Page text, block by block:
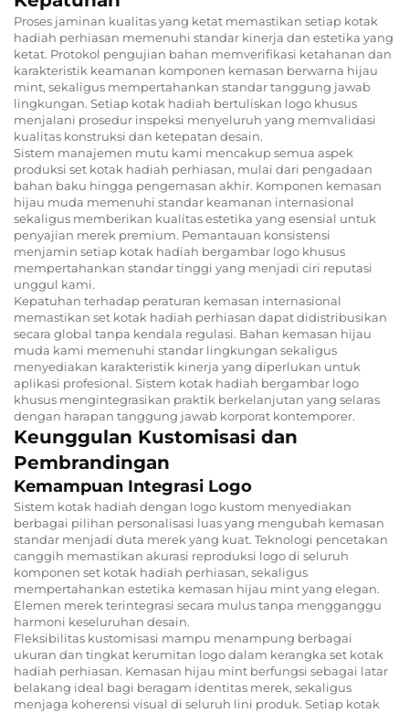
Proses jaminan kualitas yang ketat memastikan setiap kotak
hadiah perhiasan memenuhi standar kinerja dan estetika yang
ketat. Protokol pengujian bahan memverifikasi ketahanan dan
karakteristik keamanan komponen kemasan berwarna hijau
mint, sekaligus mempertahankan standar tanggung jawab
lingkungan. Setiap kotak hadiah bertuliskan logo khusus
menjalani prosedur inspeksi menyeluruh yang memvalidasi
kualitas konstruksi dan ketepatan desain.
Sistem manajemen mutu kami mencakup semua aspek
produksi set kotak hadiah perhiasan, mulai dari pengadaan
bahan baku hingga pengemasan akhir. Komponen kemasan
hijau muda memenuhi standar keamanan internasional
sekaligus memberikan kualitas estetika yang esensial untuk
penyajian merek premium. Pemantauan konsistensi
menjamin setiap kotak hadiah bergambar logo khusus
mempertahankan standar tinggi yang menjadi ciri reputasi
unggul kami.
Kepatuhan terhadap peraturan kemasan internasional
memastikan set kotak hadiah perhiasan dapat didistribusikan
secara global tanpa kendala regulasi. Bahan kemasan hijau
muda kami memenuhi standar lingkungan sekaligus
menyediakan karakteristik kinerja yang diperlukan untuk
aplikasi profesional. Sistem kotak hadiah bergambar logo
khusus mengintegrasikan praktik berkelanjutan yang selaras
dengan harapan tanggung jawab korporat kontemporer.
Keunggulan Kustomisasi dan
Pembrandingan
Kemampuan Integrasi Logo
Sistem kotak hadiah dengan logo kustom menyediakan
berbagai pilihan personalisasi luas yang mengubah kemasan
standar menjadi duta merek yang kuat. Teknologi pencetakan
canggih memastikan akurasi reproduksi logo di seluruh
komponen set kotak hadiah perhiasan, sekaligus
mempertahankan estetika kemasan hijau mint yang elegan.
Elemen merek terintegrasi secara mulus tanpa mengganggu
harmoni keseluruhan desain.
Fleksibilitas kustomisasi mampu menampung berbagai
ukuran dan tingkat kerumitan logo dalam kerangka set kotak
hadiah perhiasan. Kemasan hijau mint berfungsi sebagai latar
belakang ideal bagi beragam identitas merek, sekaligus
menjaga koherensi visual di seluruh lini produk. Setiap kotak